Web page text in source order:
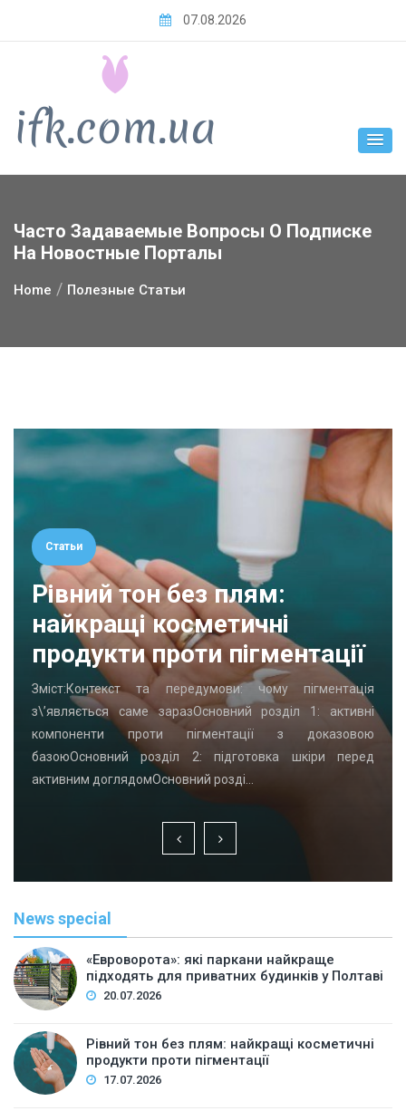
07.08.2026
Часто Задаваемые Вопросы О Подписке
На Новостные Порталы
Home Полезные Статьи
Статьи
Рівний тон без плям:
найкращі косметичні
продукти проти пігментації
Зміст:Контекст та передумови: чому пігментація
з\’являється саме заразОсновний розділ 1: активні
компоненти проти пігментації з доказовою
базоюОсновний розділ 2: підготовка шкіри перед
активним доглядомОсновний розді…
News special
«Евроворота»: які паркани найкраще
підходять для приватних будинків у Полтаві
20.07.2026
Рівний тон без плям: найкращі косметичні
продукти проти пігментації
17.07.2026